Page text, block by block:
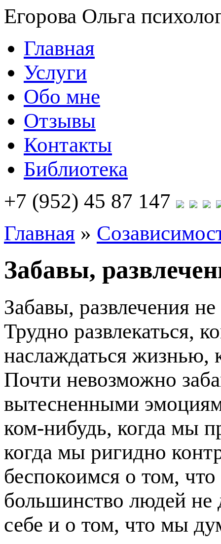
Егорова Ольга
Главная
Услуги
Обо мне
Отзывы
Контакты
Библиотека
+7 (952) 45 87 147
Главная »
Забавы,
Забавы, развлечения
Трудно развлекаться,
наслаждаться жизнью,
Почти невозможно
вытесненными
ком-нибудь, когда мы
когда мы ригидно
беспокоимся о том,
большинство людей не
себе и о том, что мы